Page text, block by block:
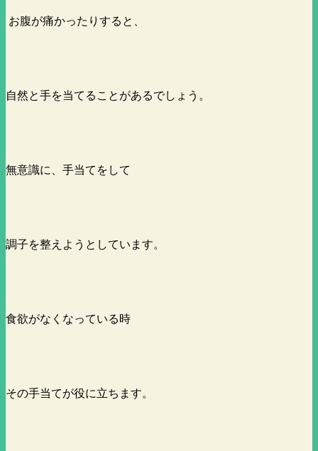
お腹が痛かったりすると、
自然と手を当てることがあるでしょう。
無意識に、手当てをして
調子を整えようとしています。
食欲がなくなっている時
その手当てが役に立ちます。